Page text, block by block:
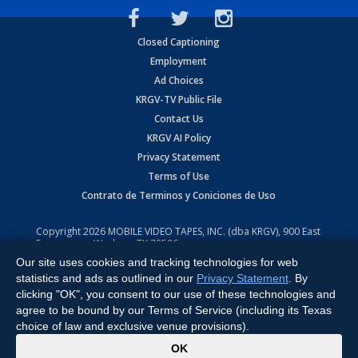
Closed Captioning
Employment
Ad Choices
KRGV-TV Public File
Contact Us
KRGV AI Policy
Privacy Statement
Terms of Use
Contrato de Terminos y Coniciones de Uso
Copyright2026 MOBILE VIDEO TAPES, INC. (dba KRGV), 900 East
Expressway, Weslaco, TX 78596.
All Rights Reserved. Powered by:Ruby Shore Software
Our site uses cookies and tracking technologies for web
statistics and ads as outlined in our Privacy Statement . By
clicking "OK", you consent to our use of these technologies and
agree to be bound by our Terms of Service (including its Texas
choice of law and exclusive venue provisions).
OK